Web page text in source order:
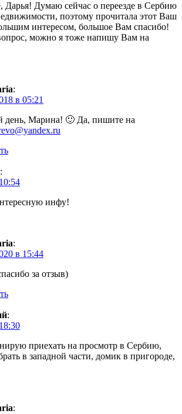
Дарья! Думаю сейчас о переезде в Сербию
поэтому прочитала этот Ваш
интересом, большое Вам спасибо!
можно я тоже напишу Вам на
:
в 05:21
день, Марина! 🙂 Да, пишите на
:
инфу!
:
в 15:44
за отзыв)
:
приехать на просмотр в Сербию,
в западной части, домик в пригороде,
: